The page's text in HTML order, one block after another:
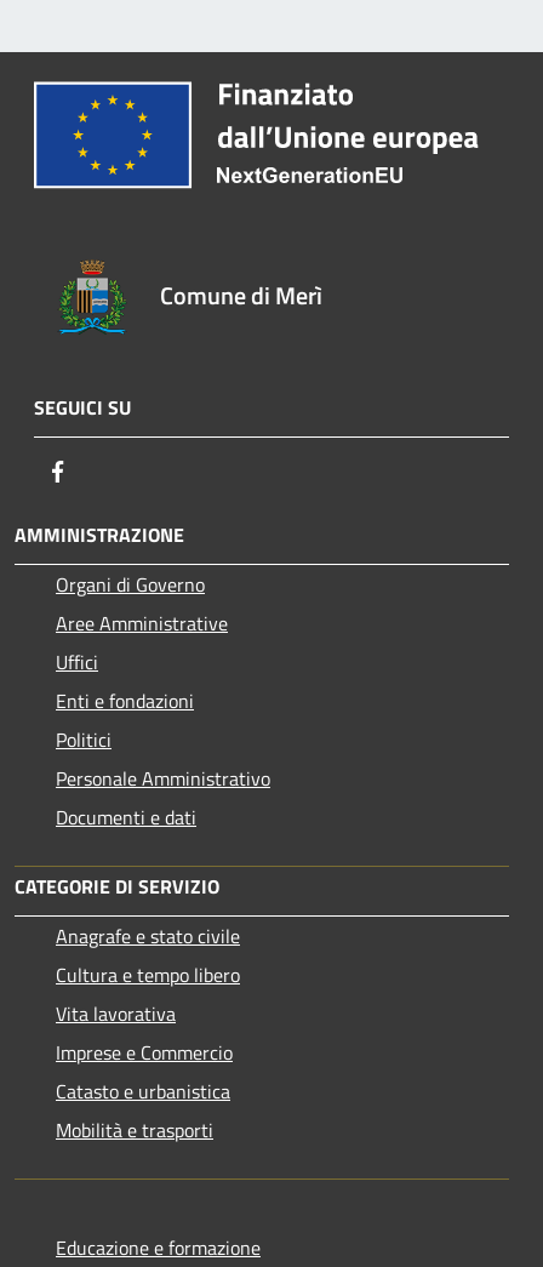
Comune di Merì
SEGUICI SU
AMMINISTRAZIONE
Organi di Governo
Aree Amministrative
Uffici
Enti e fondazioni
Politici
Personale Amministrativo
Documenti e dati
CATEGORIE DI SERVIZIO
Anagrafe e stato civile
Cultura e tempo libero
Vita lavorativa
Imprese e Commercio
Catasto e urbanistica
Mobilità e trasporti
Educazione e formazione